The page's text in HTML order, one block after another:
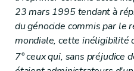
60
60bis
61
62
23 mars 1995 tendant à
du génocide commis par le
mondiale, cette inéligibilité
7° ceux qui, sans préjudice